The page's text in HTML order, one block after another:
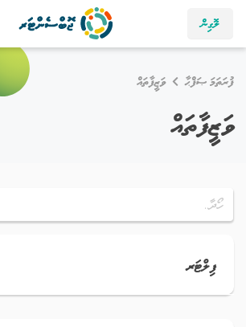
ލޮގިން
ފުރަތަމަ ޞަފްޙާ ވަޒީފާތައް
ވަޒީފާތައް
ފިލްޓަރ